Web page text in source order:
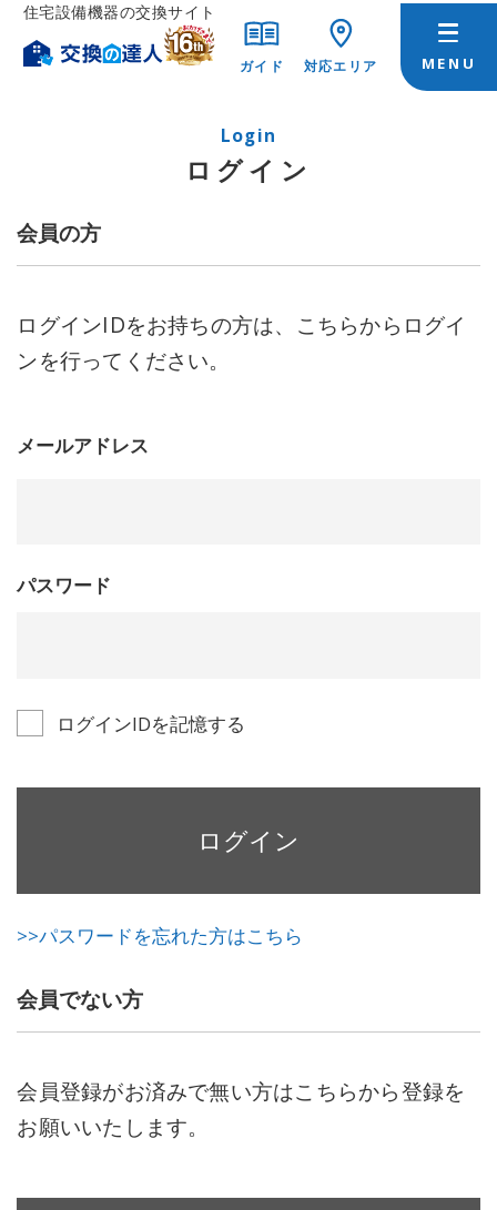
住宅設備機器の交換サイト
ガイド 対応エリア
Login
ログイン
会員の方
ログインIDをお持ちの方は、こちらからログイ
ンを行ってください。
メールアドレス
パスワード
ログインIDを記憶する
ログイン
>>パスワードを忘れた方はこちら
会員でない方
会員登録がお済みで無い方はこちらから登録を
お願いいたします。